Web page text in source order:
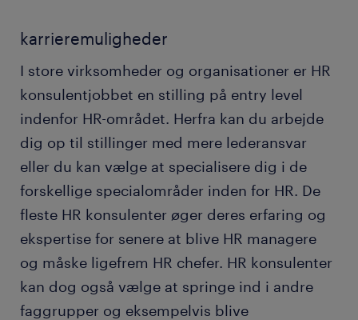
karrieremuligheder
I store virksomheder og organisationer er HR
konsulentjobbet en stilling på entry level
indenfor HR-området. Herfra kan du arbejde
dig op til stillinger med mere lederansvar
eller du kan vælge at specialisere dig i de
forskellige specialområder inden for HR. De
fleste HR konsulenter øger deres erfaring og
ekspertise for senere at blive HR managere
og måske ligefrem HR chefer. HR konsulenter
kan dog også vælge at springe ind i andre
faggrupper og eksempelvis blive